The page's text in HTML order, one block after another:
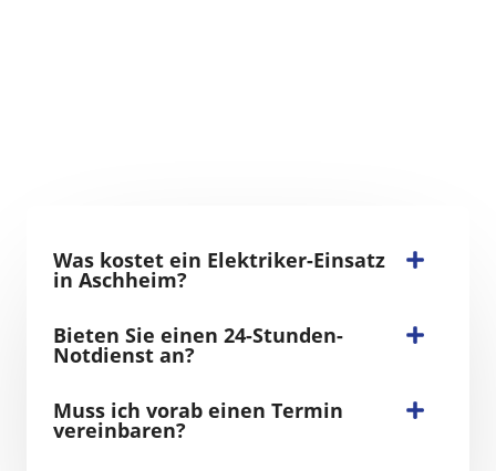
Was kostet ein Elektriker-Einsatz
in Aschheim?
Bieten Sie einen 24-Stunden-
Notdienst an?
Muss ich vorab einen Termin
vereinbaren?